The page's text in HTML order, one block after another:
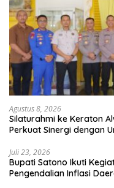
Agustus 8, 2026
Silaturahmi ke Keraton
Perkuat Sinergi dengan
Juli 23, 2026
Bupati Satono Ikuti
Pengendalian Inflasi